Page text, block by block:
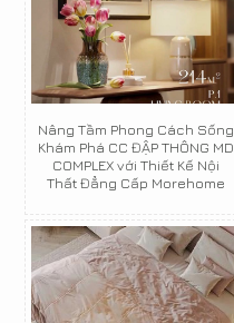
Nâng Tầm Phong Cách Sống
Khám Phá CC ĐẬP THÔNG MD
COMPLEX với Thiết Kế Nội
Thất Đẳng Cấp Morehome